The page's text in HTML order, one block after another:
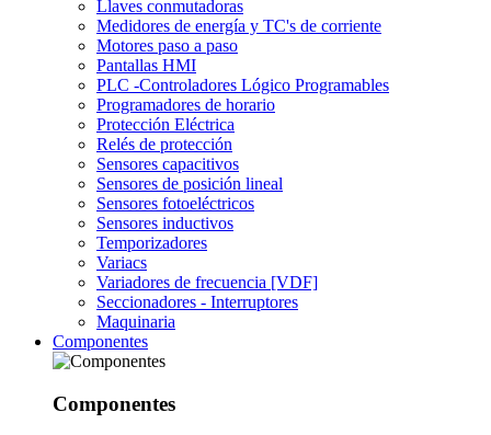
Llaves conmutadoras
Medidores de energía y TC's de corriente
Motores paso a paso
Pantallas HMI
PLC -Controladores Lógico Programables
Programadores de horario
Protección Eléctrica
Relés de protección
Sensores capacitivos
Sensores de posición lineal
Sensores fotoeléctricos
Sensores inductivos
Temporizadores
Variacs
Variadores de frecuencia [VDF]
Seccionadores - Interruptores
Maquinaria
Componentes
Componentes